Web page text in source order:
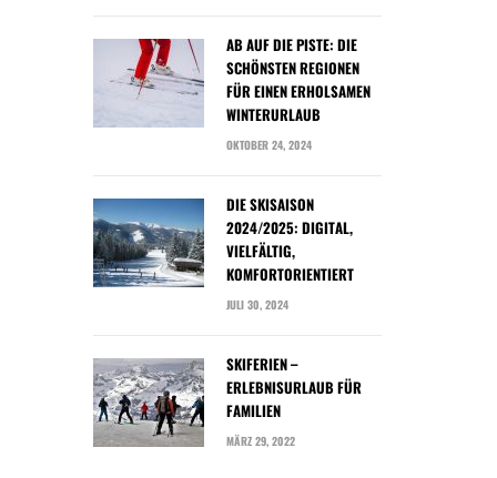
AB AUF DIE PISTE: DIE
SCHÖNSTEN REGIONEN
FÜR EINEN ERHOLSAMEN
WINTERURLAUB
OKTOBER 24, 2024
DIE SKISAISON
2024/2025: DIGITAL,
VIELFÄLTIG,
KOMFORTORIENTIERT
JULI 30, 2024
SKIFERIEN –
ERLEBNISURLAUB FÜR
FAMILIEN
MÄRZ 29, 2022